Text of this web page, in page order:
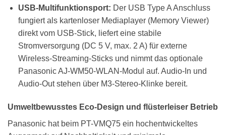
USB-Multifunktionsport: Der USB Type A Anschluss
fungiert als kartenloser Mediaplayer (Memory Viewer)
direkt vom USB-Stick, liefert eine stabile
Stromversorgung (DC 5 V, max. 2 A) für externe
Wireless-Streaming-Sticks und nimmt das optionale
Panasonic AJ-WM50-WLAN-Modul auf. Audio-In und
Audio-Out stehen über M3-Stereo-Klinke bereit.
Umweltbewusstes Eco-Design und flüsterleiser Betrieb
Panasonic hat beim PT-VMQ75 ein hochentwickeltes